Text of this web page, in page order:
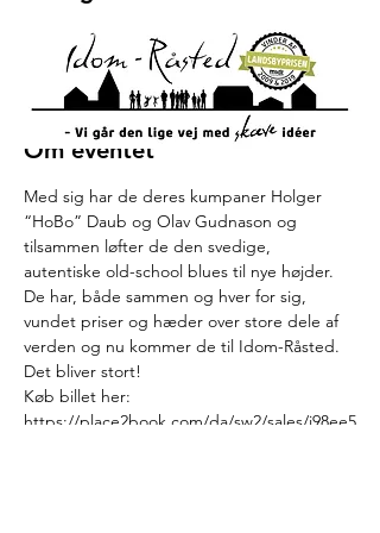
04. nov. 2022, 19.30
Plexus Idom-Råsted, Idomlundvej 23A, 7500
Holstebro, Danmark
Om eventet
Med sig har de deres kumpaner Holger
“HoBo” Daub og Olav Gudnason og
tilsammen løfter de den svedige,
autentiske old-school blues til nye højder.
De har, både sammen og hver for sig,
vundet priser og hæder over store dele af
verden og nu kommer de til Idom-Råsted.
Det bliver stort!
Køb billet her:
https://place2book.com/da/sw2/sales/i98ee5